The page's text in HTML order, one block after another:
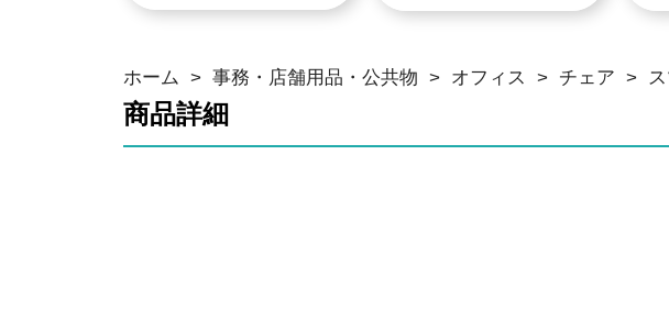
ホーム > 事務・店舗用品・公共物 > オフィス > チェア >
商品詳細